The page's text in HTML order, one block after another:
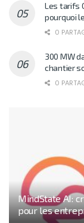
Les tarifs
pourquoi
0
300 MW
chantier
0
MindState AI:
pour les